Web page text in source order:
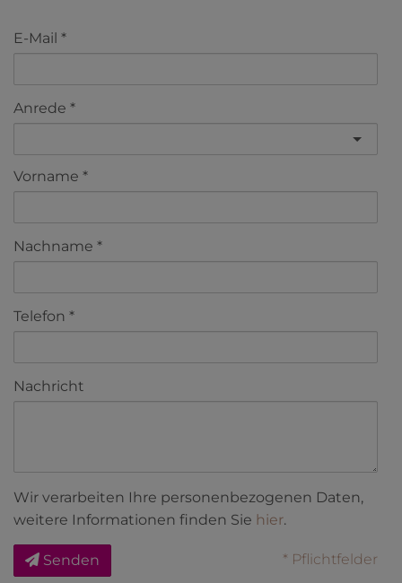
E-Mail
Anrede
Vorname
Nachname
Telefon
Nachricht
Wir verarbeiten Ihre personenbezogenen Daten,
weitere Informationen finden Sie hier.
Senden * Pflichtfelder